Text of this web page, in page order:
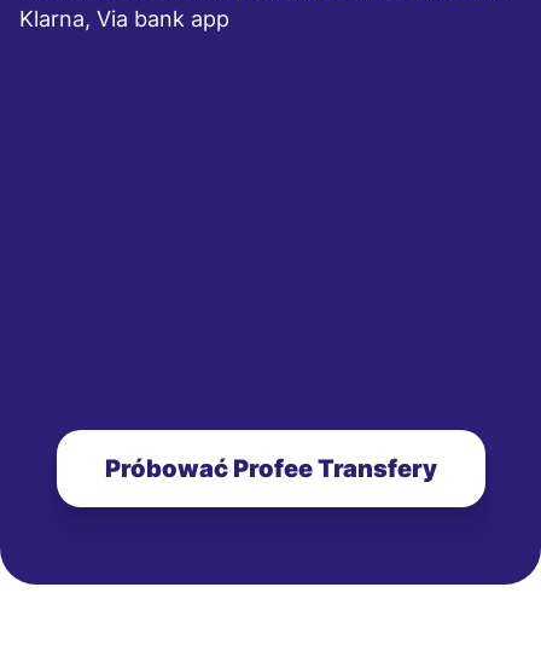
Klarna, Via bank app
Próbować Profee Transfery